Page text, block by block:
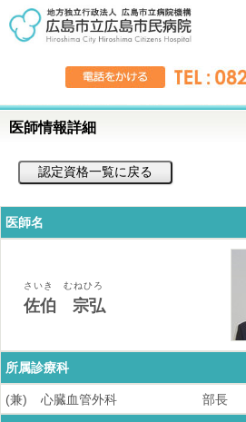
医師情報詳細
医師名
さいき むねひろ
佐伯 宗弘
所属診療科
(兼) 心臓血管外科 部長